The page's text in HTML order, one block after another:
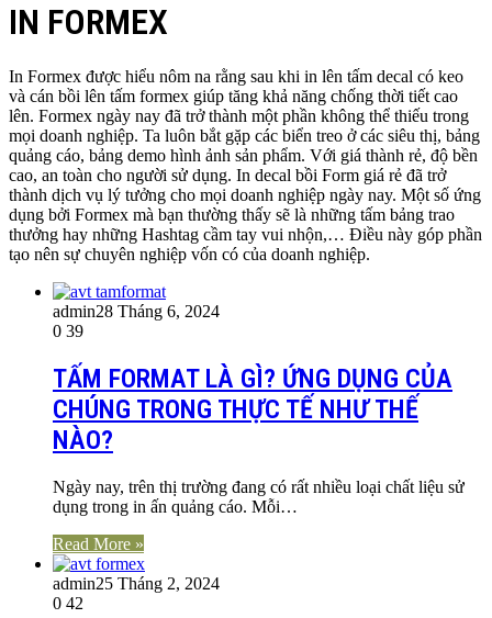
IN FORMEX
In Formex được hiểu nôm na rằng sau khi in lên tấm decal có keo
và cán bồi lên tấm formex giúp tăng khả năng chống thời tiết cao
lên. Formex ngày nay đã trở thành một phần không thể thiếu trong
mọi doanh nghiệp. Ta luôn bắt gặp các biển treo ở các siêu thị, bảng
quảng cáo, bảng demo hình ảnh sản phẩm. Với giá thành rẻ, độ bền
cao, an toàn cho người sử dụng. In decal bồi Form giá rẻ đã trở
thành dịch vụ lý tưởng cho mọi doanh nghiệp ngày nay. Một số ứng
dụng bởi Formex mà bạn thường thấy sẽ là những tấm bảng trao
thưởng hay những Hashtag cầm tay vui nhộn,… Điều này góp phần
tạo nên sự chuyên nghiệp vốn có của doanh nghiệp.
admin28 Tháng 6, 2024
0 39
TẤM FORMAT LÀ GÌ? ỨNG DỤNG CỦA
CHÚNG TRONG THỰC TẾ NHƯ THẾ
NÀO?
Ngày nay, trên thị trường đang có rất nhiều loại chất liệu sử
dụng trong in ấn quảng cáo. Mỗi…
Read More »
admin25 Tháng 2, 2024
0 42